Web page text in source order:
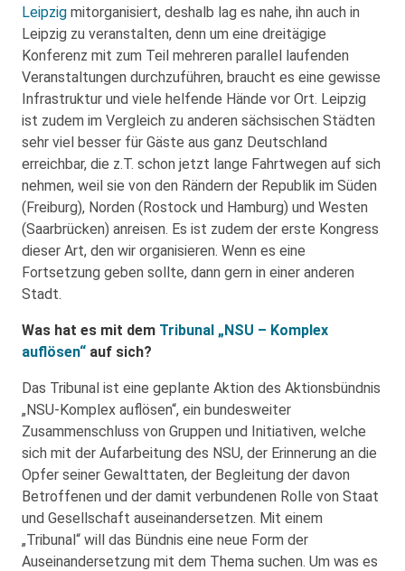
Leipzig mitorganisiert, deshalb lag es nahe, ihn auch in
Leipzig zu veranstalten, denn um eine dreitägige
Konferenz mit zum Teil mehreren parallel laufenden
Veranstaltungen durchzuführen, braucht es eine gewisse
Infrastruktur und viele helfende Hände vor Ort. Leipzig
ist zudem im Vergleich zu anderen sächsischen Städten
sehr viel besser für Gäste aus ganz Deutschland
erreichbar, die z.T. schon jetzt lange Fahrtwegen auf sich
nehmen, weil sie von den Rändern der Republik im Süden
(Freiburg), Norden (Rostock und Hamburg) und Westen
(Saarbrücken) anreisen. Es ist zudem der erste Kongress
dieser Art, den wir organisieren. Wenn es eine
Fortsetzung geben sollte, dann gern in einer anderen
Stadt.
Was hat es mit dem Tribunal „NSU – Komplex
auflösen“ auf sich?
Das Tribunal ist eine geplante Aktion des Aktionsbündnis
„NSU-Komplex auflösen“, ein bundesweiter
Zusammenschluss von Gruppen und Initiativen, welche
sich mit der Aufarbeitung des NSU, der Erinnerung an die
Opfer seiner Gewalttaten, der Begleitung der davon
Betroffenen und der damit verbundenen Rolle von Staat
und Gesellschaft auseinandersetzen. Mit einem
„Tribunal“ will das Bündnis eine neue Form der
Auseinandersetzung mit dem Thema suchen. Um was es